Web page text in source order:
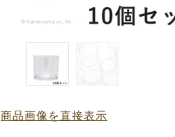
商品画像を直接表示